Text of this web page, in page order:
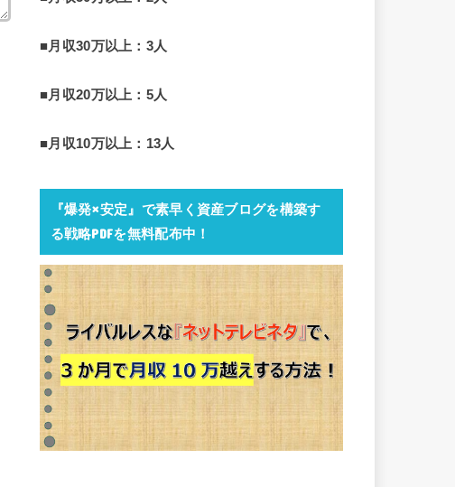
■月収30万以上：3人
■月収20万以上：5人
■月収10万以上：13人
『爆発×安定』で素早く資産ブログを構築す
る戦略PDFを無料配布中！